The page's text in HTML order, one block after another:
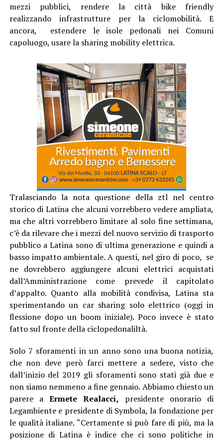
mezzi pubblici, rendere la città bike friendly
realizzando infrastrutture per la ciclomobilità. E
ancora, estendere le isole pedonali nei Comuni
capoluogo, usare la sharing mobility elettrica.
Tralasciando la nota questione della ztl nel centro
storico di Latina che alcuni vorrebbero vedere ampliata,
ma che altri vorrebbero limitare al solo fine settimana,
c’è da rilevare che i mezzi del nuovo servizio di trasporto
pubblico a Latina sono di ultima generazione e quindi a
basso impatto ambientale. A questi, nel giro di poco, se
ne dovrebbero aggiungere alcuni elettrici acquistati
dall’Amministrazione come prevede il capitolato
d’appalto. Quanto alla mobilità condivisa, Latina sta
sperimentando un car sharing solo elettrico (oggi in
flessione dopo un boom iniziale). Poco invece è stato
fatto sul fronte della ciclopedonaliltà.
Solo 7 sforamenti in un anno sono una buona notizia,
che non deve però farci mettere a sedere, visto che
dall’inizio del 2019 gli sforamenti sono stati già due e
non siamo nemmeno a fine gennaio. Abbiamo chiesto un
parere aErmete Realacci, presidente onorario di
Legambiente e presidente di Symbola, la fondazione per
le qualità italiane. “Certamente si può fare di più, ma la
posizione di Latina è indice che ci sono politiche in